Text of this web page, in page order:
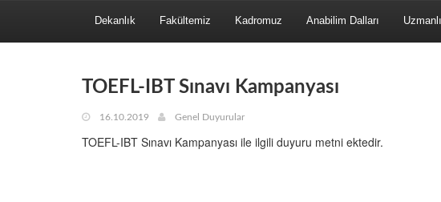
Dekanlık Fakültemiz Kadromuz Anabilim Dalları
TOEFL-IBT Sınavı Kampanyası
16.10.2019 Genel Duyurular
TOEFL-IBT Sınavı Kampanyası ile ilgili duyuru metni ektedir.